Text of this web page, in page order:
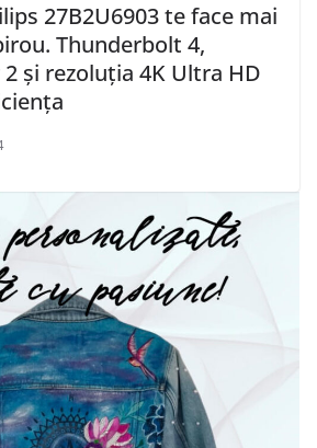
27B2U6903 te face mai
Thunderbolt 4,
și rezoluția 4K Ultra HD